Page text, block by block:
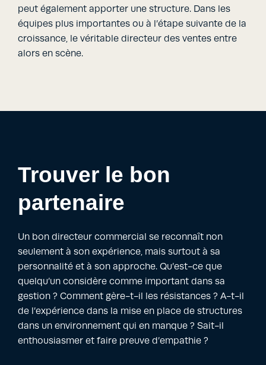
peut également apporter une structure. Dans les
équipes plus importantes ou à l’étape suivante de la
croissance, le véritable directeur des ventes entre
alors en scène.
Trouver le bon
partenaire
Un bon directeur commercial se reconnaît non
seulement à son expérience, mais surtout à sa
personnalité et à son approche. Qu’est-ce que
quelqu’un considère comme important dans sa
gestion ? Comment gère-t-il les résistances ? A-t-il
de l’expérience dans la mise en place de structures
dans un environnement qui en manque ? Sait-il
enthousiasmer et faire preuve d’empathie ?